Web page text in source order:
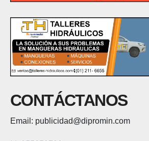
CONTÁCTANOS
Email: publicidad@dipromin.com